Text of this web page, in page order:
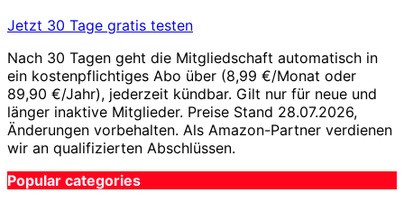
Jetzt 30 Tage gratis testen
Nach 30 Tagen geht die Mitgliedschaft automatisch in
ein kostenpflichtiges Abo über (8,99 €/Monat oder
89,90 €/Jahr), jederzeit kündbar. Gilt nur für neue und
länger inaktive Mitglieder. Preise Stand 28.07.2026,
Änderungen vorbehalten. Als Amazon-Partner verdienen
wir an qualifizierten Abschlüssen.
Popular categories